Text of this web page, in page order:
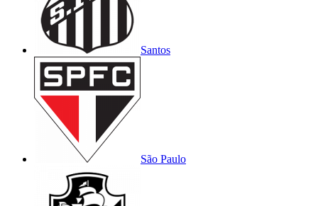
Santos
São Paulo